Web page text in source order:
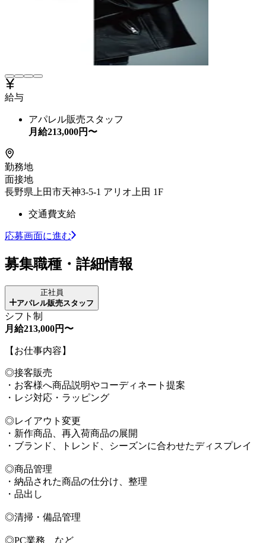
給与
アパレル販売スタッフ
月給213,000円〜
勤務地
面接地
長野県上田市天神3-5-1 アリオ上田 1F
交通費支給
応募画面に進む
募集職種・詳細情報
正社員
アパレル販売スタッフ
シフト制
月給213,000円〜
【お仕事内容】
◎接客販売
・お客様へ商品説明やコーディネート提案
・レジ対応・ラッピング
◎レイアウト変更
・新作商品、再入荷商品の展開
・ブランド、トレンド、シーズンに合わせたディスプレイ
◎商品管理
・納品された商品の仕分け、整理
・品出し
◎清掃・備品管理
◎PC業務 など